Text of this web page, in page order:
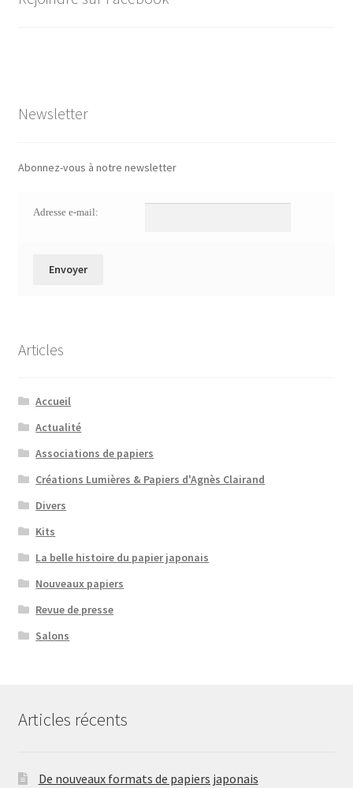
Newsletter
Abonnez-vous à notre newsletter
Adresse e-mail:
Articles
Accueil
Actualité
Associations de papiers
Créations Lumières & Papiers d'Agnès Clairand
Divers
Kits
La belle histoire du papier japonais
Nouveaux papiers
Revue de presse
Salons
Articles récents
De nouveaux formats de papiers japonais